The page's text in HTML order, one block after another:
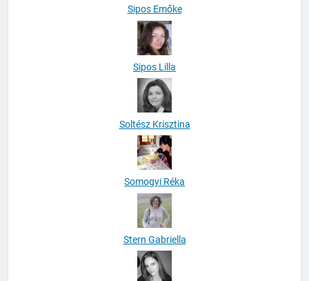
Sipos Emőke
Sipos Lilla
Soltész Krisztina
Somogyi Réka
Stern Gabriella